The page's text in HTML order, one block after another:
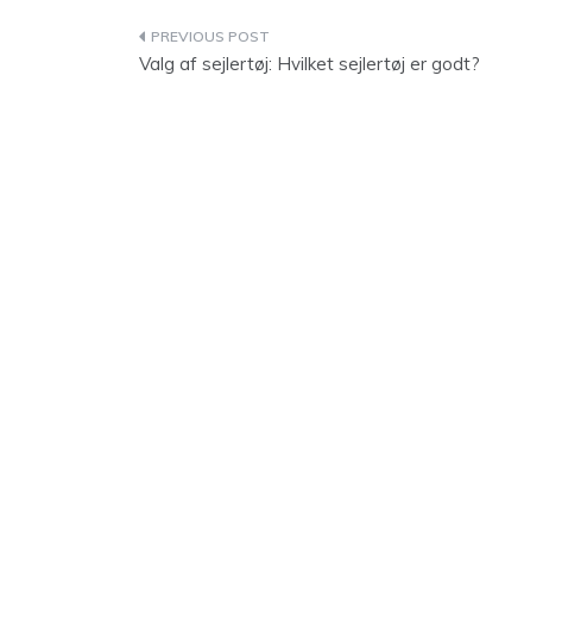
Indlægsnavigation
Valg af sejlertøj: Hvilket sejlertøj er godt?